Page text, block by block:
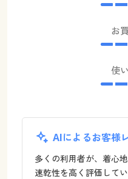
お
使
AIによるお客様
多くの利用者が、着心
速乾性を高く評価して